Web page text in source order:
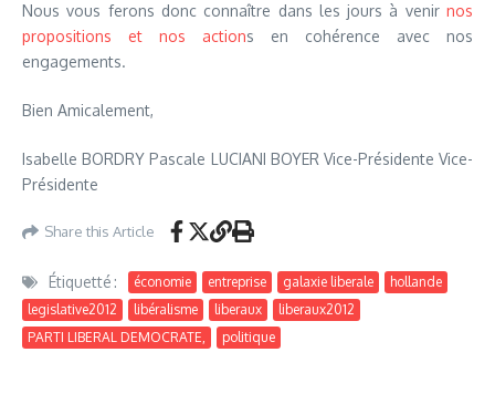
Nous vous ferons donc connaître dans les jours à venir nos
propositions et nos actions en cohérence avec nos
engagements.
Bien Amicalement,
Isabelle BORDRY Pascale LUCIANI BOYER Vice-Présidente Vice-
Présidente
Share this Article
Étiquetté : économie entreprise galaxie liberale
hollande
legislative2012
libéralisme liberaux
liberaux2012
PARTI LIBERAL DEMOCRATE,
politique